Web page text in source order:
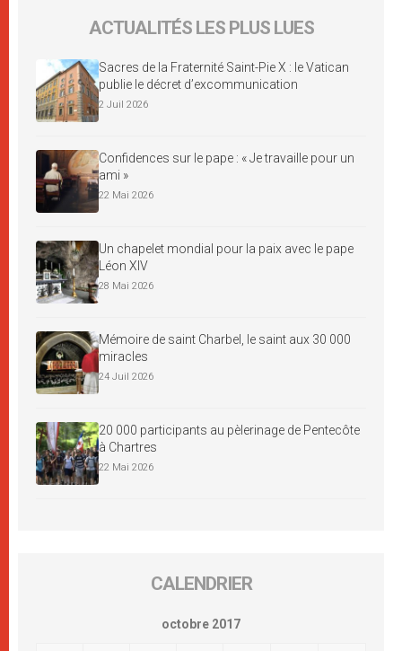
ACTUALITÉS LES PLUS LUES
Sacres de la Fraternité Saint-Pie X : le Vatican
publie le décret d’excommunication
2 Juil 2026
Confidences sur le pape : « Je travaille pour un
ami »
22 Mai 2026
Un chapelet mondial pour la paix avec le pape
Léon XIV
28 Mai 2026
Mémoire de saint Charbel, le saint aux 30 000
miracles
24 Juil 2026
20 000 participants au pèlerinage de Pentecôte
à Chartres
22 Mai 2026
CALENDRIER
octobre 2017